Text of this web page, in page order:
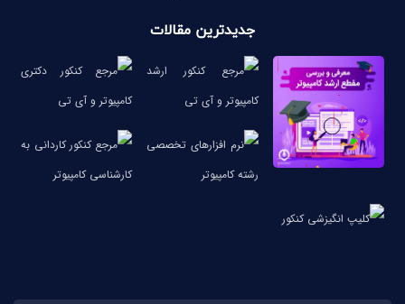
جدیدترین مقالات